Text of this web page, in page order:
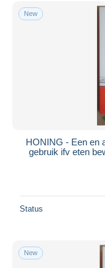
Free shipping
Bank
Maestro
Seller's residence
Entire world
New
HONING - Een en
gebruik ifv eten
Status
New